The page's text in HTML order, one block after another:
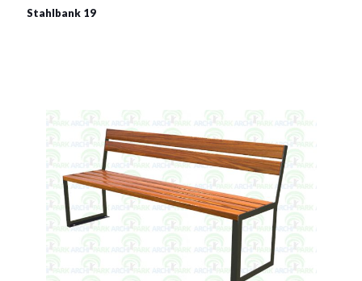
Stahlbank 19
Siehe mehr